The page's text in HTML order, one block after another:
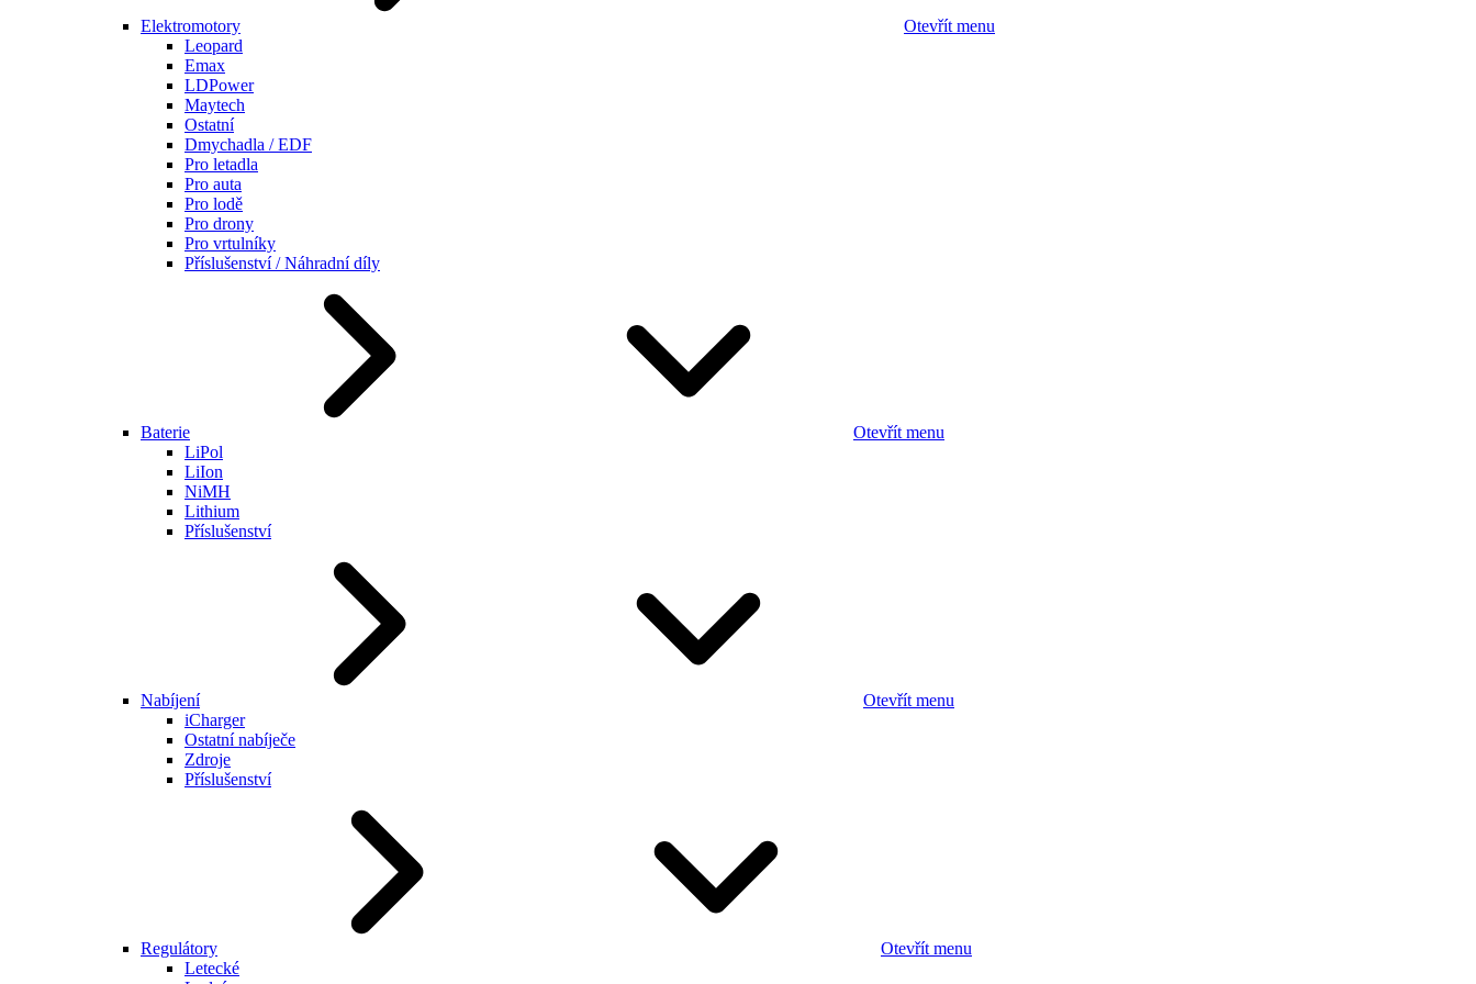
Elektromotory
Otevřít menu
Leopard
Emax
LDPower
Maytech
Ostatní
Dmychadla / EDF
Pro letadla
Pro auta
Pro lodě
Pro drony
Pro vrtulníky
Příslušenství / Náhradní díly
Baterie
Otevřít menu
LiPol
LiIon
NiMH
Lithium
Příslušenství
Nabíjení
Otevřít menu
iCharger
Ostatní nabíječe
Zdroje
Příslušenství
Regulátory
Otevřít menu
Letecké